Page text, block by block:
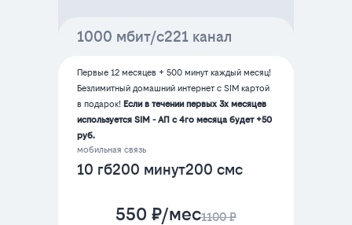
1000 мбит/с221 канал
Первые 12 месяцев + 500 минут каждый месяц!
Безлимитный домашний интернет с SIM картой
в подарок! Если в течении первых 3х месяцев
используется SIM - АП с 4го месяца будет +50
руб.
мобильная связь
10 гб200 минут200 смс
550 ₽/мес1100 ₽